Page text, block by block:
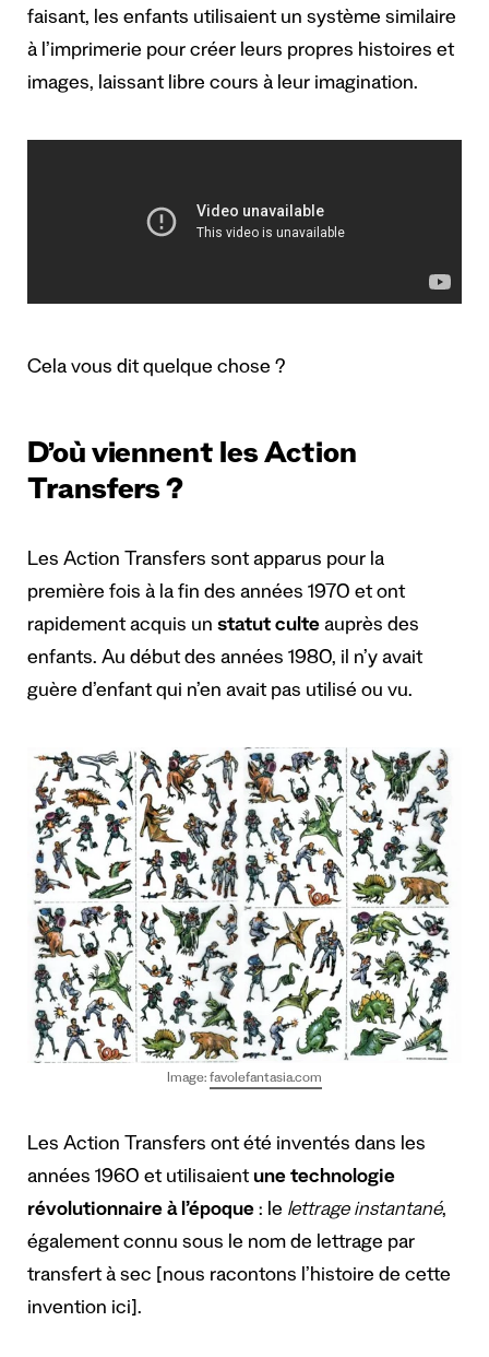
faisant, les enfants utilisaient un système similaire
à l’imprimerie pour créer leurs propres histoires et
images, laissant libre cours à leur imagination.
Cela vous dit quelque chose ?
D’où viennent les Action
Transfers ?
Les Action Transfers sont apparus pour la
première fois à la fin des années 1970 et ont
rapidement acquis un statut culte auprès des
enfants. Au début des années 1980, il n’y avait
guère d’enfant qui n’en avait pas utilisé ou vu.
Image: favolefantasia.com
Les Action Transfers ont été inventés dans les
années 1960 et utilisaientune technologie
révolutionnaire à l’époque : le lettrage instantané,
également connu sous le nom de lettrage par
transfert à sec [nous racontons l’histoire de cette
invention ici].